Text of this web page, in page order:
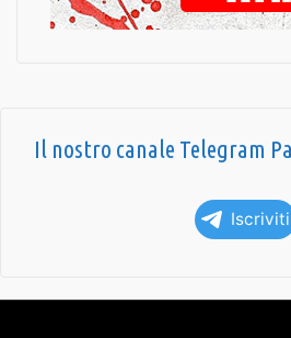
Il nostro canale Telegram
Iscriviti